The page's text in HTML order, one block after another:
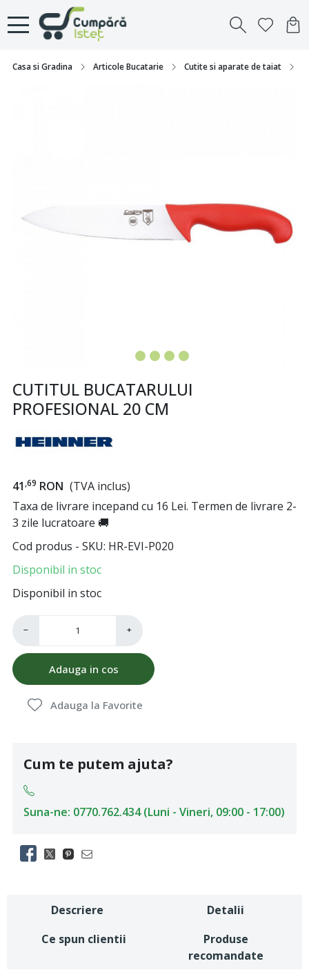
Casa si Gradina Articole Bucatarie Cutite si aparate de taiat
CUTITUL BUCATARULUI
PROFESIONAL 20 CM
41 ,69 RON (TVA inclus)
Taxa de livrare incepand cu 16 Lei. Termen de livrare 2-
3 zile lucratoare 🚚
Cod produs - SKU HR-EVI-P020
Disponibil in stoc
Disponibil in stoc
− +
Adauga in cos
Adauga la Favorite
Cum te putem ajuta?
Suna-ne: 0770.762.434 (Luni - Vineri, 09:00 - 17:00)
Descriere
Detalii
Ce spun clientii
Produse
recomandate